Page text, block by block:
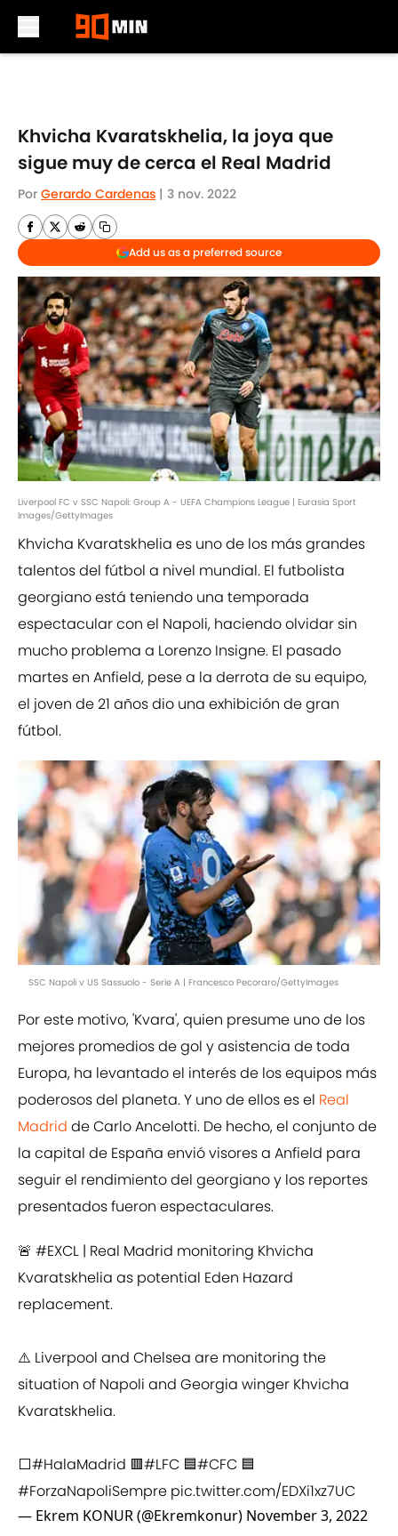
Khvicha Kvaratskhelia, la joya que
sigue muy de cerca el Real Madrid
Por Gerardo Cardenas | 3 nov. 2022
Add us as a preferred source
Liverpool FC v SSC Napoli: Group A - UEFA Champions League | Eurasia Sport
Images/GettyImages
Khvicha Kvaratskhelia es uno de los más grandes
talentos del fútbol a nivel mundial. El futbolista
georgiano está teniendo una temporada
espectacular con el Napoli, haciendo olvidar sin
mucho problema a Lorenzo Insigne. El pasado
martes en Anfield, pese a la derrota de su equipo,
el joven de 21 años dio una exhibición de gran
fútbol.
SSC Napoli v US Sassuolo - Serie A | Francesco Pecoraro/GettyImages
Por este motivo, 'Kvara', quien presume uno de los
mejores promedios de gol y asistencia de toda
Europa, ha levantado el interés de los equipos más
poderosos del planeta. Y uno de ellos es el Real
Madrid de Carlo Ancelotti. De hecho, el conjunto de
la capital de España envió visores a Anfield para
seguir el rendimiento del georgiano y los reportes
presentados fueron espectaculares.
🚨 #EXCL | Real Madrid monitoring Khvicha
Kvaratskhelia as potential Eden Hazard
replacement.
⚠️ Liverpool and Chelsea are monitoring the
situation of Napoli and Georgia winger Khvicha
Kvaratskhelia.
⬜#HalaMadrid 🟥#LFC 🟦#CFC 🟦
#ForzaNapoliSempre pic.twitter.com/EDXi1xz7UC
— Ekrem KONUR (@Ekremkonur) November 3, 2022